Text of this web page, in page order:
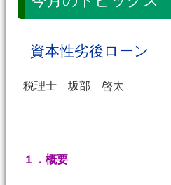
資本性劣後ローン
税理士 坂部 啓太
１．概要